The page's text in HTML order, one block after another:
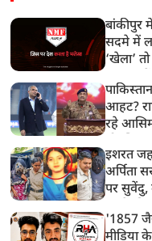
बांकीपुर
सदमे में
‘खेला’
आहट?
रहे
बनाया
इशरत
अर्पिता
पर सुवेंदु,
बड़ा
'1857
मीडिया